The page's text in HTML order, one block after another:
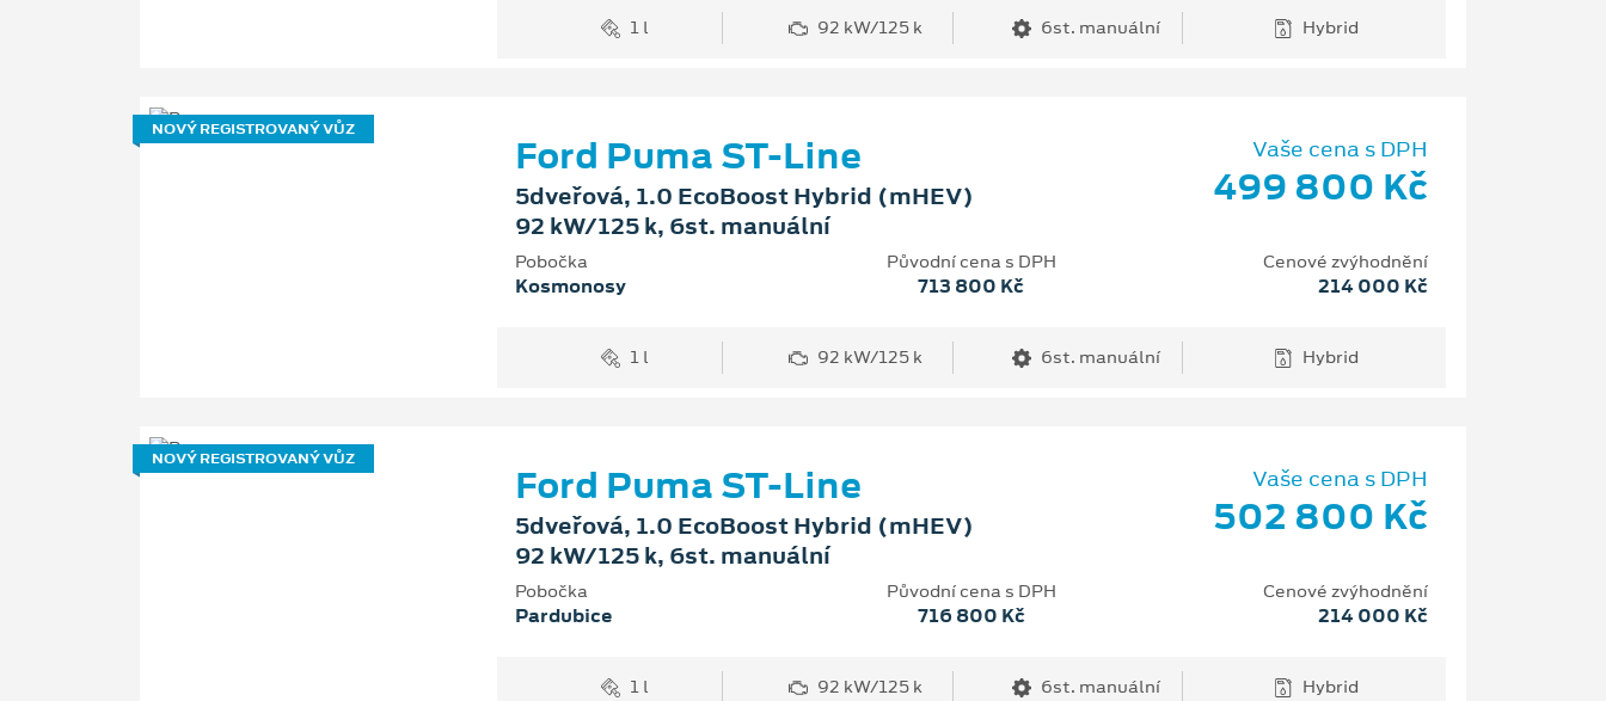
1 l 92 kW/125 k 6st. manuální Hybrid
NOVÝ REGISTROVANÝ VŮZ
Ford Puma ST-Line
5dveřová, 1.0 EcoBoost Hybrid (mHEV)
92 kW/125 k, 6st. manuální
Vaše cena s DPH
499 800 Kč
Pobočka
Kosmonosy
Původní cena s DPH
713 800 Kč
Cenové zvýhodnění
214 000 Kč
1 l 92 kW/125 k 6st. manuální Hybrid
NOVÝ REGISTROVANÝ VŮZ
Ford Puma ST-Line
5dveřová, 1.0 EcoBoost Hybrid (mHEV)
92 kW/125 k, 6st. manuální
Vaše cena s DPH
502 800 Kč
Pobočka
Pardubice
Původní cena s DPH
716 800 Kč
Cenové zvýhodnění
214 000 Kč
1 l 92 kW/125 k 6st. manuální Hybrid